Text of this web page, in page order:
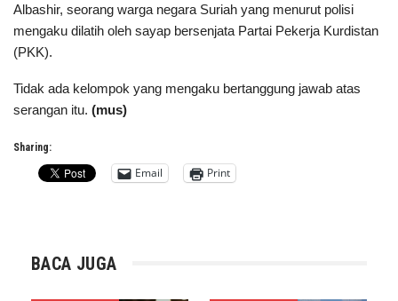
Albashir, seorang warga negara Suriah yang menurut polisi
mengaku dilatih oleh sayap bersenjata Partai Pekerja Kurdistan
(PKK).
Tidak ada kelompok yang mengaku bertanggung jawab atas
serangan itu. (mus)
Sharing:
Email Print
BACA JUGA